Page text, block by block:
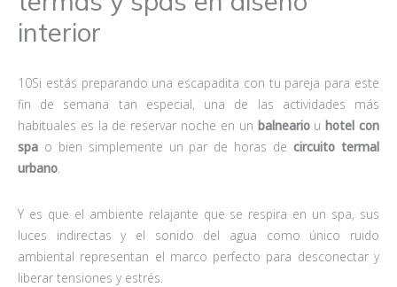
interior
10Si estás preparando una escapadita con tu pareja para este
fin de semana tan especial, una de las actividades más
habituales es la de reservar noche en un balneariouhotel con
spa o bien simplemente un par de horas decircuito termal
urbano
Y es que el ambiente relajante que se respira en un spa, sus
luces indirectas y el sonido del agua como único ruido
ambiental representan el marco perfecto para desconectar y
liberar tensiones y estrés.